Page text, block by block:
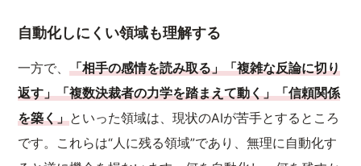
自動化しにくい領域も理解する
一方で、「相手の感情を読み取る」「複雑な反論に切り
返す」「複数決裁者の力学を踏まえて動く」「信頼関係
を築く」といった領域は、現状のAIが苦手とするところ
です。これらは“人に残る領域”であり、無理に自動化す